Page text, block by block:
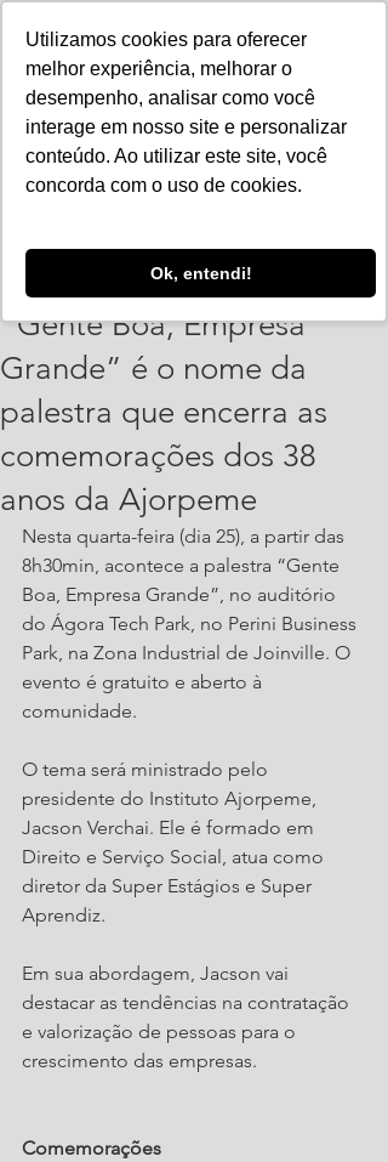
Utilizamos cookies para oferecer
melhor experiência, melhorar o
desempenho, analisar como você
interage em nosso site e personalizar
conteúdo. Ao utilizar este site, você
concorda com o uso de cookies.
Ok, entendi!
“Gente Boa, Empresa
Grande” é o nome da
palestra que encerra as
comemorações dos 38
anos da Ajorpeme
Nesta quarta-feira (dia 25), a partir das
8h30min, acontece a palestra “Gente
Boa, Empresa Grande”, no auditório
do Ágora Tech Park, no Perini Business
Park, na Zona Industrial de Joinville. O
evento é gratuito e aberto à
comunidade.
O tema será ministrado pelo
presidente do Instituto Ajorpeme,
Jacson Verchai. Ele é formado em
Direito e Serviço Social, atua como
diretor da Super Estágios e Super
Aprendiz.
Em sua abordagem, Jacson vai
destacar as tendências na contratação
e valorização de pessoas para o
crescimento das empresas.
Comemorações